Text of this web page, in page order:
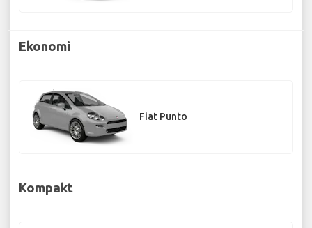
Ekonomi
Fiat Punto
Kompakt